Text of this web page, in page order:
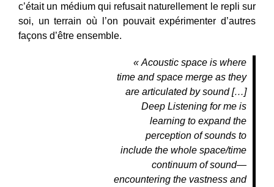
c’était un médium qui refusait naturellement le repli sur
soi, un terrain où l’on pouvait expérimenter d’autres
façons d’être ensemble.
« Acoustic space is where
time and space merge as they
are articulated by sound […]
Deep Listening for me is
learning to expand the
perception of sounds to
include the whole space/time
continuum of sound—
encountering the vastness and